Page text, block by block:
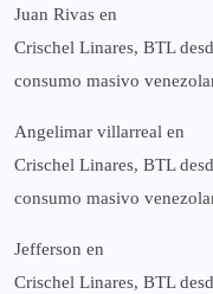
Juan Rivas en
Crischel Linares, BTL
consumo masivo
Angelimar villarreal en
Crischel Linares, BTL
consumo masivo
Jefferson en
Crischel Linares, BTL